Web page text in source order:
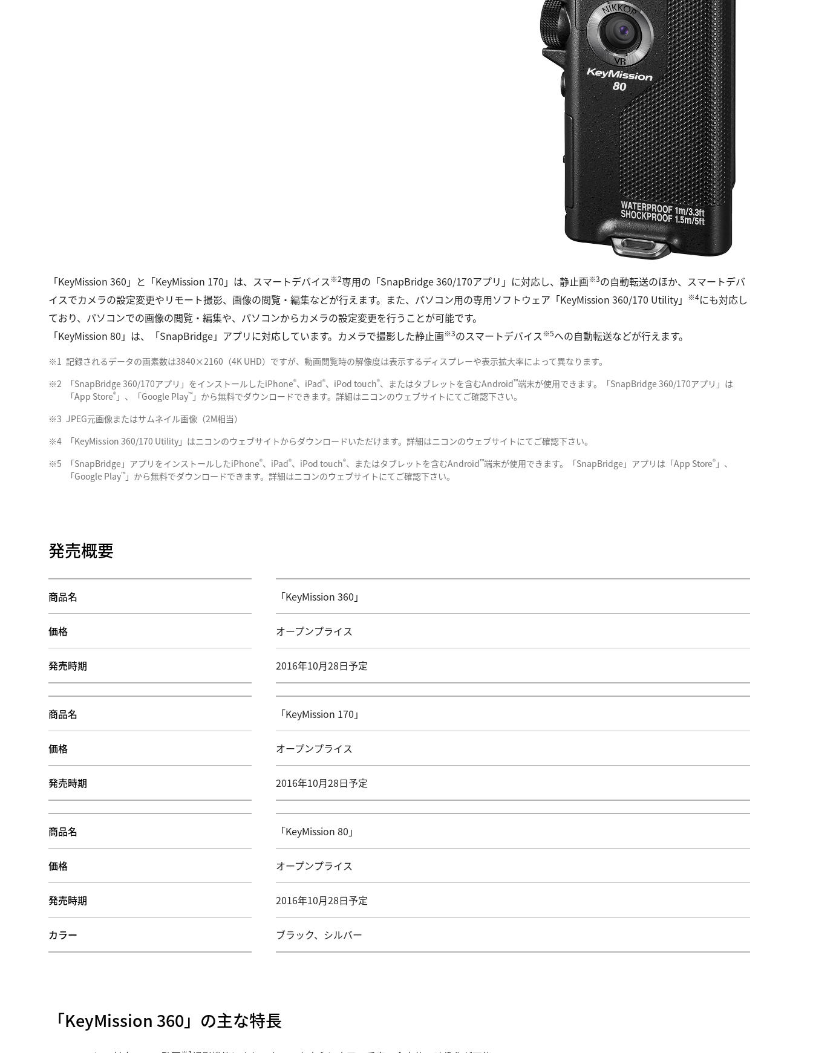
「KeyMission 360」と「KeyMission 170」は、スマートデバイス※2専用の「SnapBridge 360/170アプリ」に対応し、静止画※3の自動転送のほか、スマートデバ
イスでカメラの設定変更やリモート撮影、画像の閲覧・編集などが行えます。また、パソコン用の専用ソフトウェア「KeyMission 360/170 Utility」
※4にも対応し
ており、パソコンでの画像の閲覧・編集や、パソコンからカメラの設定変更を行うことが可能です。
「KeyMission 80」は、「SnapBridge」アプリに対応しています。カメラで撮影した静止画※3のスマートデバイス※5への自動転送などが行えます。
※1 記録されるデータの画素数は3840×2160（4K UHD）ですが、動画閲覧時の解像度は表示するディスプレーや表示拡大率によって異なります。
※2
「SnapBridge 360/170アプリ」をインストールしたiPhone®、iPad®、iPod touch®、またはタブレットを含むAndroid™端末が使用できます。「SnapBridge 360/170アプリ」は
「App Store® 」、「Google Play™ 」から無料でダウンロードできます。詳細はニコンのウェブサイトにてご確認下さい。
※3 JPEG元画像またはサムネイル画像（2M相当）
※4
「KeyMission 360/170 Utility」はニコンのウェブサイトからダウンロードいただけます。詳細はニコンのウェブサイトにてご確認下さい。
※5
「SnapBridge」アプリをインストールしたiPhone®、iPad®、iPod touch®、またはタブレットを含むAndroid™端末が使用できます。「SnapBridge」アプリは「App Store® 」、
「Google Play™ 」から無料でダウンロードできます。詳細はニコンのウェブサイトにてご確認下さい。
発売概要
商品名 「KeyMission 360」
価格 オープンプライス
発売時期 2016年10月28日予定
商品名 「KeyMission 170」
価格 オープンプライス
発売時期 2016年10月28日予定
商品名 「KeyMission 80」
価格 オープンプライス
発売時期 2016年10月28日予定
カラー ブラック、シルバー
「KeyMission 360」の主な特長